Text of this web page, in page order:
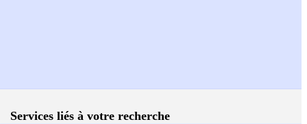
Services liés à votre recherche